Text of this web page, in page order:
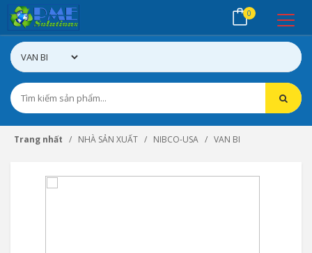
0
Trang nhất NHÀ SẢN XUẤT NIBCO-USA VAN BI